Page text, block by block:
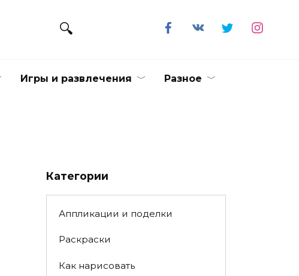
Игры и развлечения Разное
Категории
Аппликации и поделки
Раскраски
Как нарисовать